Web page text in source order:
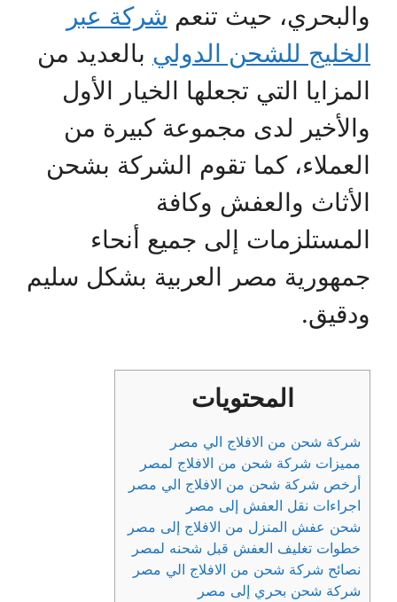
والبحري، حيث تنعم شركة عبر
الخليج للشحن الدولي بالعديد من
المزايا التي تجعلها الخيار الأول
والأخير لدى مجموعة كبيرة من
العملاء، كما تقوم الشركة بشحن
الأثاث والعفش وكافة
المستلزمات إلى جميع أنحاء
جمهورية مصر العربية بشكل سليم
ودقيق.
المحتويات
شركة شحن من الافلاج الي مصر
مميزات شركة شحن من الافلاج لمصر
أرخص شركة شحن من الافلاج الي مصر
اجراءات نقل العفش إلى مصر
شحن عفش المنزل من الافلاج إلى مصر
خطوات تغليف العفش قبل شحنه لمصر
نصائح شركة شحن من الافلاج الي مصر
شركة شحن بحري إلى مصر